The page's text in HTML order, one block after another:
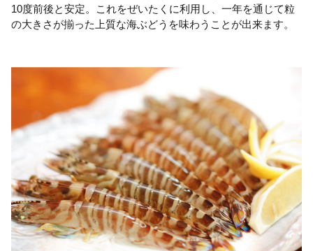
10度前後と安定。これをぜいたくに利用し、一年を通じて粒
の大きさが揃った上質な海ぶどうを味わうことが出来ます。